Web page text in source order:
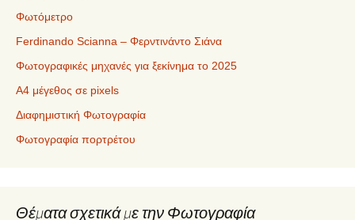
Φωτόμετρο
Ferdinando Scianna – Φερντινάντο Σιάνα
Φωτογραφικές μηχανές για ξεκίνημα το 2025
Α4 μέγεθος σε pixels
Διαφημιστική Φωτογραφία
Φωτογραφία πορτρέτου
Θέματα σχετικά με την Φωτογραφία